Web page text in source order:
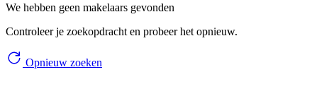
We hebben geen makelaars gevonden
Controleer je zoekopdracht en probeer het opnieuw.
Opnieuw zoeken